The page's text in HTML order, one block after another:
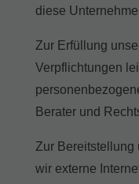
diese
Zur Erfüllung
Verpflichtungen
Berater und
Zur Bereitstellung
wir externe